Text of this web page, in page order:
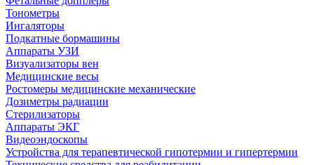
Тонометры
Ингаляторы
Подкатные бормашины
Аппараты УЗИ
Визуализаторы вен
Медицинские весы
Ростомеры медицинские механические
Дозиметры радиации
Стерилизаторы
Аппараты ЭКГ
Видеоэндоскопы
Устройства для терапевтической гипотермии и гипертермии